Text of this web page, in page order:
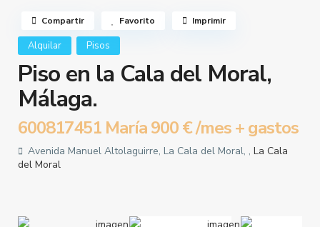
Alquilar Pisos
Piso en la Cala del Moral,
Málaga.
600817451 María900 €/mes + gastos
Avenida Manuel Altolaguirre, La Cala del Moral, , La Cala
del Moral
Compartir Favorito Imprimir